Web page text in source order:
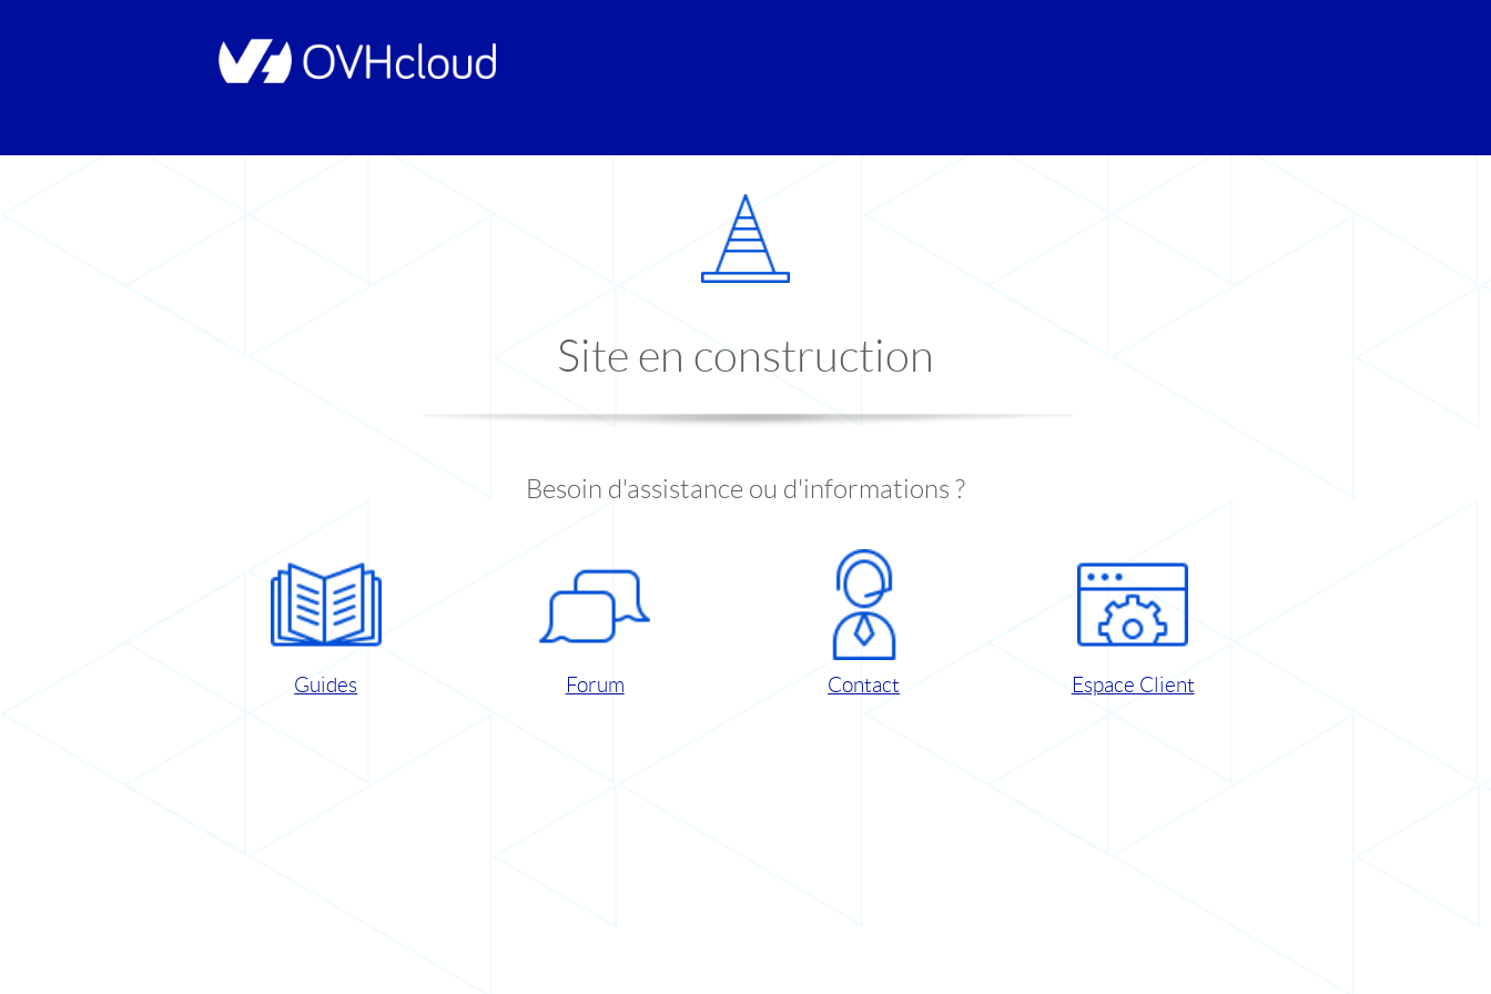
Site en construction
Besoin d'assistance ou d'informations ?
Guides Forum Contact Espace Client